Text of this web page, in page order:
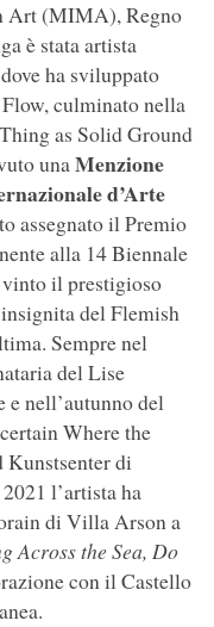
Art (MIMA), Regno
è stata artista
ha sviluppato
culminato nella
as Solid Ground
unaMenzione
d’Arte
assegnato il Premio
alla 14 Biennale
il prestigioso
del Flemish
Sempre nel
del Lise
nell’autunno del
Where the
di
l’artista ha
di Villa Arson a
Across the Sea, Do
con il Castello